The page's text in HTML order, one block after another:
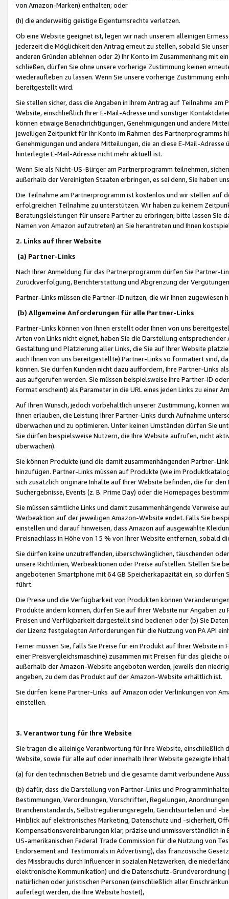
von Amazon-Marken) enthalten; oder
(h) die anderweitig geistige Eigentumsrechte verletzen.
Ob eine Website geeignet ist, legen wir nach unserem alleinigen
jederzeit die Möglichkeit den Antrag erneut zu stellen, sobald Sie
anderen Gründen ablehnen oder 2) Ihr Konto im Zusammenhang mit
schließen, dürfen Sie ohne unsere vorherige Zustimmung keinen
wiederaufleben zu lassen. Wenn Sie unsere vorherige Zustimmung
bereitgestellt wird.
Sie stellen sicher, dass die Angaben in Ihrem Antrag auf Teilnahme
Website, einschließlich Ihrer E-Mail-Adresse und sonstiger
können etwaige Benachrichtigungen, Genehmigungen und andere
jeweiligen Zeitpunkt für Ihr Konto im Rahmen des Partnerprogramms
Genehmigungen und andere Mitteilungen, die an diese E-Mail-
hinterlegte E-Mail-Adresse nicht mehr aktuell ist.
Wenn Sie als Nicht-US-Bürger am Partnerprogramm teilnehmen,
außerhalb der Vereinigten Staaten erbringen, es sei denn, Sie haben
Die Teilnahme am Partnerprogramm ist kostenlos und wir stellen auf
erfolgreichen Teilnahme zu unterstützen. Wir haben zu keinem
Beratungsleistungen für unsere Partner zu erbringen; bitte lassen Sie
Namen von Amazon aufzutreten) an Sie herantreten und Ihnen
2. Links auf Ihrer Website
(a) Partner-Links
Nach Ihrer Anmeldung für das Partnerprogramm dürfen Sie Partner-
Zurückverfolgung, Berichterstattung und Abgrenzung der
Partner-Links müssen die Partner-ID nutzen, die wir Ihnen zugewiesen
(b) Allgemeine Anforderungen für alle Partner-Links
Partner-Links können von Ihnen erstellt oder Ihnen von uns
Arten von Links nicht eignet, haben Sie die Darstellung
Gestaltung und Platzierung aller Links, die Sie auf Ihrer Website
auch Ihnen von uns bereitgestellte) Partner-Links so formatiert sind,
können. Sie dürfen Kunden nicht dazu auffordern, Ihre Partner-Links
aus aufgerufen werden. Sie müssen beispielsweise Ihre Partner-ID
Format erscheint) als Parameter in die URL eines jeden Links zu einer
Auf Ihren Wunsch, jedoch vorbehaltlich unserer Zustimmung, können
Ihnen erlauben, die Leistung Ihrer Partner-Links durch Aufnahme
überwachen und zu optimieren. Unter keinen Umständen dürfen Sie
Sie dürfen beispielsweise Nutzern, die Ihre Website aufrufen, nicht
überwachen).
Sie können Produkte (und die damit zusammenhängenden Partner-
hinzufügen. Partner-Links müssen auf Produkte (wie im
sich zusätzlich originäre Inhalte auf Ihrer Website befinden, die für
Suchergebnisse, Events (z. B. Prime Day) oder die Homepages
Sie müssen sämtliche Links und damit zusammenhängende
Werbeaktion auf der jeweiligen Amazon-Website endet. Falls Sie
einstellen und darauf hinweisen, dass Amazon auf ausgewählte
Preisnachlass in Höhe von 15 % von Ihrer Website entfernen, sobald
Sie dürfen keine unzutreffenden, überschwänglichen, täuschenden
unsere Richtlinien, Werbeaktionen oder Preise aufstellen. Stellen Sie
angebotenen Smartphone mit 64 GB Speicherkapazität ein, so dürfen
führt.
Die Preise und die Verfügbarkeit von Produkten können
Produkte ändern können, dürfen Sie auf Ihrer Website nur Angaben
Preisen und Verfügbarkeit dargestellt sind bedienen oder (b) Sie
der Lizenz festgelegten Anforderungen für die Nutzung von PA API
Ferner müssen Sie, falls Sie Preise für ein Produkt auf Ihrer Website
einer Preisvergleichsmaschine) zusammen mit Preisen für das
außerhalb der Amazon-Website angeboten werden, jeweils den
angeben, zu dem das Produkt auf der Amazon-Website erhältlich ist.
Sie dürfen keine Partner-Links auf Amazon oder Verlinkungen von
einstellen.
3. Verantwortung für Ihre Website
Sie tragen die alleinige Verantwortung für Ihre Website,
Website, sowie für alle auf oder innerhalb Ihrer Website gezeigte
(a) für den technischen Betrieb und die gesamte damit verbundene
(b) dafür, dass die Darstellung von Partner-Links und
Bestimmungen, Verordnungen, Vorschriften, Regelungen,
Branchenstandards, Selbstregulierungsregeln, Gerichtsurteilen und -
Hinblick auf elektronisches Marketing, Datenschutz und -sicherheit,
Kompensationsvereinbarungen klar, präzise und unmissverständlich
US-amerikanischen Federal Trade Commission für die Nutzung von
Endorsement and Testimonials in Advertising), das französische
des Missbrauchs durch Influencer in sozialen Netzwerken, die
elektronische Kommunikation) und die Datenschutz-
natürlichen oder juristischen Personen (einschließlich aller
auferlegt werden, die Ihre Website hostet),